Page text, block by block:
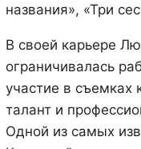
названия», «Три
В своей карьере
ограничивалась
участие в съемках
талант и
Одной из самых